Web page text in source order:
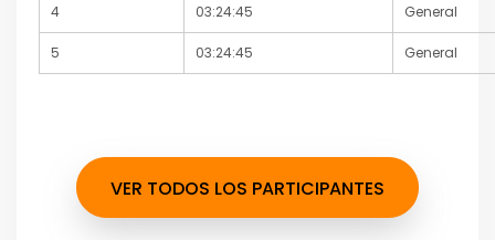
4 03:24:45 General
5 03:24:45 General
VER TODOS LOS PARTICIPANTES